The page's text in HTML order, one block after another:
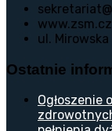
ul.
Ostatnie
Ogłoszenie